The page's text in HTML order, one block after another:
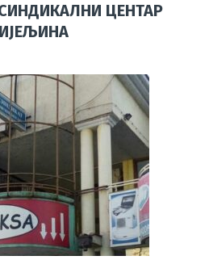
ЦЕНТАР